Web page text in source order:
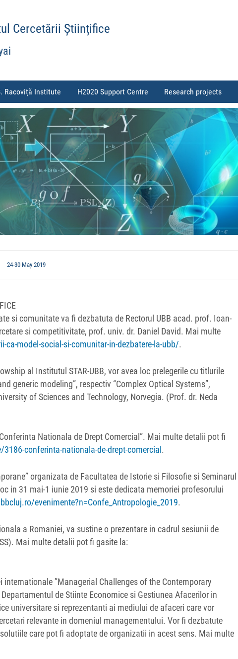
Cercetării Științifice
Racoviță Institute H2020 Support Centre Research projects
24-30 May 2019
si comunitate va fi dezbatuta de Rectorul UBB acad. prof. Ioan-
si competitivitate, prof. univ. dr. Daniel David. Mai multe
model-social-si-comunitar-in-dezbatere-la-ubb/.
al Institutul STAR-UBB, vor avea loc prelegerile cu titlurile
generic modeling”, respectiv “Complex Optical Systems”,
of Sciences and Technology, Norvegia. (Prof. dr. Neda
Nationala de Drept Comercial”. Mai multe detalii pot fi
conferinta-nationala-de-drept-comercial .
organizata de Facultatea de Istorie si Filosofie si Seminarul
in 31 mai-1 iunie 2019 si este dedicata memoriei profesorului
evenimente?n=Confe_Antropologie_2019.
a Romaniei, va sustine o prezentare in cadrul sesiunii de
Mai multe detalii pot fi gasite la:
”Managerial Challenges of the Contemporary
de Stiinte Economice si Gestiunea Afacerilor in
universitare si reprezentanti ai mediului de afaceri care vor
relevante in domeniul managementului. Vor fi dezbatute
care pot fi adoptate de organizatii in acest sens. Mai multe